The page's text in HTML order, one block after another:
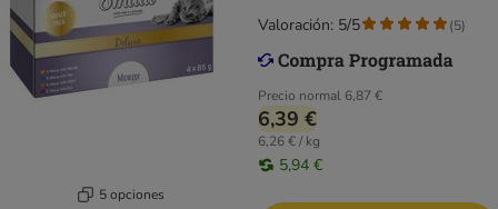
5 opciones
Precio normal 6,87 €
6,39 €
6,26 € / kg
5,94 €
Valoración: 5/5 (5)